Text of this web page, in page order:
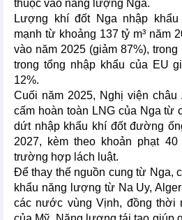
thuộc vào năng lượng Nga.
Lượng khí đốt Nga nhập
mạnh từ khoảng 137 tỷ m³ năm
vào năm 2025 (giảm 87%),
trong tổng nhập khẩu của EU
12%.
Cuối năm 2025, Nghị viện châu
cấm hoàn toàn LNG của Nga từ
dứt nhập khẩu khí đốt đường
2027, kèm theo khoản phạt
trường hợp lách luật.
Để thay thế nguồn cung từ Nga,
khẩu năng lượng từ Na Uy,
các nước vùng Vịnh, đồng thời